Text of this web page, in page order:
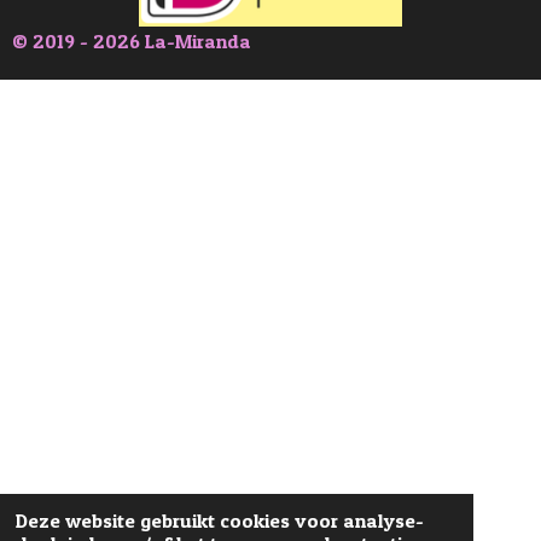
Deze website gebruikt cookies voor analyse-
© 2019 - 2026 La-Miranda